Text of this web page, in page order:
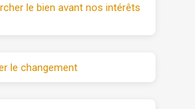
le bien avant nos intérêts
le changement